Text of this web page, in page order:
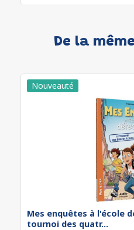
De la
Mes enquêtes à l'école
tournoi des quatr...